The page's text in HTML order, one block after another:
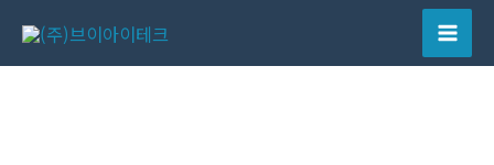
츠
Main